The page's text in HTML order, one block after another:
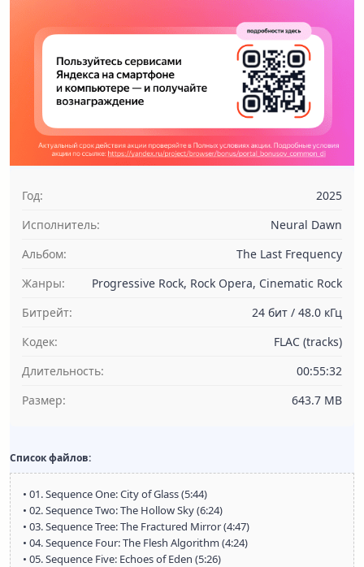
Год:
2025
Исполнитель:
Neural Dawn
Альбом:
The Last Frequency
Жанры:
Progressive Rock, Rock Opera, Cinematic Rock
Битрейт:
24 бит / 48.0 кГц
Кодек:
FLAC (tracks)
Длительность:
00:55:32
Размер:
643.7 MB
Список файлов:
• 01. Sequence One: City of Glass (5:44)
• 02. Sequence Two: The Hollow Sky (6:24)
• 03. Sequence Tree: The Fractured Mirror (4:47)
• 04. Sequence Four: The Flesh Algorithm (4:24)
• 05. Sequence Five: Echoes of Eden (5:26)